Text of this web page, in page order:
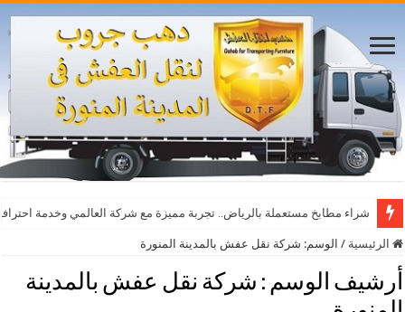
شراء مطابخ مستعملة بالرياض.. تجربة مميزة مع شركة العالمي وخدمة
أفضل مواقع مشاهدة مباريات اليوم بث مباشر بدون تقطيع
الرئيسية / الوسم: شركة نقل عفش بالمدينة المنورة
أرشيف الوسم : شركة نقل عفش بالمدينة